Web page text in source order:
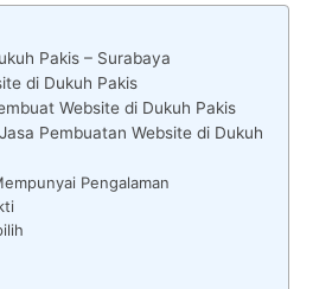
Pakis – Surabaya
di Dukuh Pakis
Website di Dukuh Pakis
Pembuatan Website di Dukuh
Pengalaman